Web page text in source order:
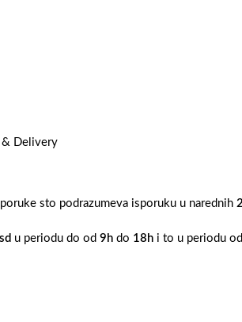
sto podrazumeva isporuku u narednih
u periodu do od 9h do 18h i to u periodu od